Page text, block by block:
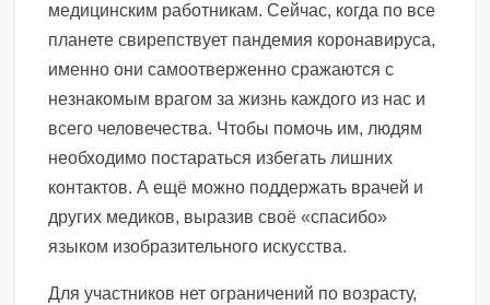
медицинским работникам. Сейчас, когда по все
планете свирепствует пандемия коронавируса,
именно они самоотверженно сражаются с
незнакомым врагом за жизнь каждого из нас и
всего человечества. Чтобы помочь им, людям
необходимо постараться избегать лишних
контактов. А ещё можно поддержать врачей и
других медиков, выразив своё «спасибо»
языком изобразительного искусства.
Для участников нет ограничений по возрасту,